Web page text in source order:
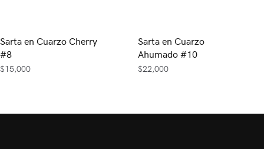
Sarta en Cuarzo Cherry
#8
$15,000
Sarta en Cuarzo
Ahumado #10
$22,000